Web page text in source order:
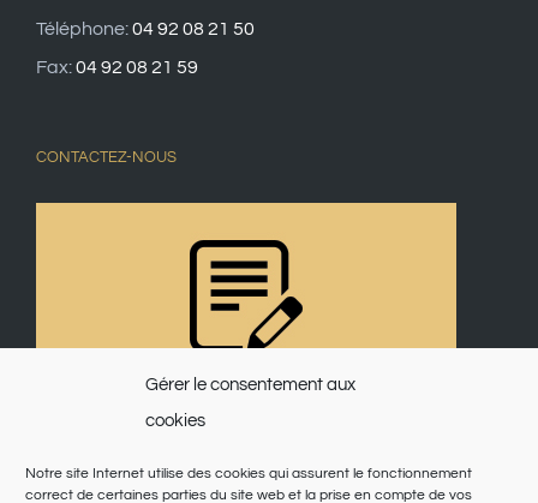
Gérer le consentement aux
cookies
Notre site Internet utilise des cookies qui assurent le fonctionnement
correct de certaines parties du site web et la prise en compte de vos
Téléphone:04 92 08 21 50
Fax:04 92 08 21 59
CONTACTEZ-NOUS